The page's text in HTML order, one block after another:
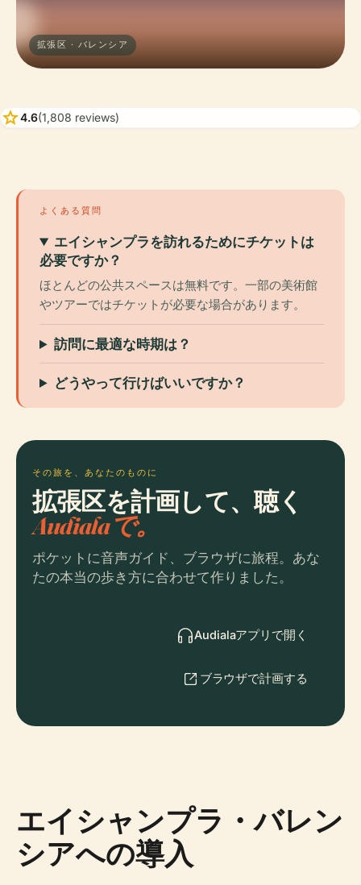
拡張区 · バレンシア
star4.6(1,808 reviews)
よくある質問
エイシャンプラを訪れるためにチケットは
必要ですか？
ほとんどの公共スペースは無料です。一部の美術館
やツアーではチケットが必要な場合があります。
訪問に最適な時期は？
どうやって行けばいいですか？
その旅を、あなたのものに
拡張区を計画して、聴く
Audialaで。
ポケットに音声ガイド、ブラウザに旅程。あな
たの本当の歩き方に合わせて作りました。
Audialaアプリで開く
ブラウザで計画する
エイシャンプラ・バレン
シアへの導入